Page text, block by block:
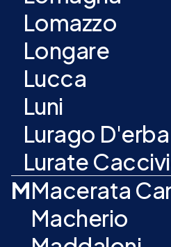
Lomazzo
Longare
Lucca
Luni
Lurago D'erba
Lurate
MMacerata
Macherio